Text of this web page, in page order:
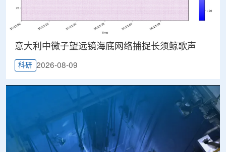
意大利中微子望远镜海底网络捕捉长须鲸歌声
科研 2026-08-09